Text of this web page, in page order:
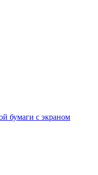
бумаги с экраном